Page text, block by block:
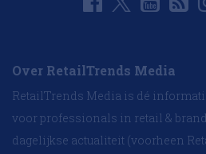
Over RetailTrends Media
RetailTrends Media is dé
voor professionals in retail &
dagelijkse actualiteit (voorheen